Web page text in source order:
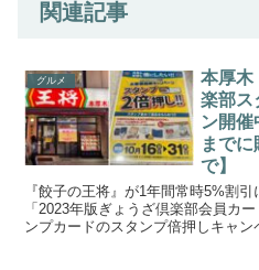
関連記事
グルメ
本厚木
楽部ス
ン開
まで
で】
『餃子の王将』が1年間常時5%割
「2023年版ぎょうざ倶楽部会員カ
ンプカードのスタンプ倍押しキャ